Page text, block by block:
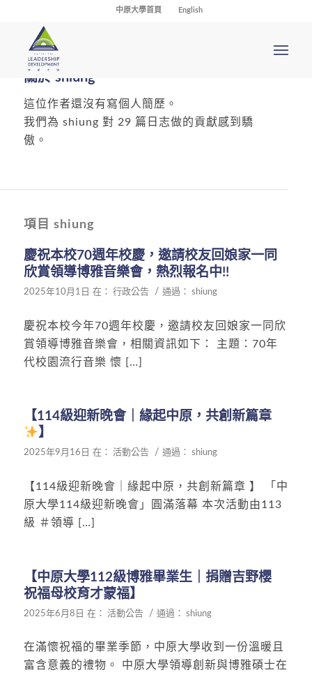
中原大學首頁 English
關於 shiung
這位作者還沒有寫個人簡歷。
我們為 shiung 對 29 篇日志做的貢獻感到驕
傲。
項目 shiung
慶祝本校70週年校慶，邀請校友回娘家一同
欣賞領導博雅音樂會，熱烈報名中!!
2025年10月1日 在： 行政公告 / 通過： shiung
慶祝本校今年70週年校慶，邀請校友回娘家一同欣
賞領導博雅音樂會，相關資訊如下： 主題：70年
代校園流行音樂 懷 […]
【114級迎新晚會｜緣起中原，共創新篇章
】
2025年9月16日 在： 活動公告 / 通過： shiung
【114級迎新晚會｜緣起中原，共創新篇章 】 「中
原大學114級迎新晚會」圓滿落幕 本次活動由113
級 ＃領導 […]
【中原大學112級博雅畢業生｜捐贈吉野櫻
祝福母校育才蒙福】
2025年6月8日 在： 活動公告 / 通過： shiung
在滿懷祝福的畢業季節，中原大學收到一份溫暖且
富含意義的禮物。 中原大學領導創新與博雅碩士在